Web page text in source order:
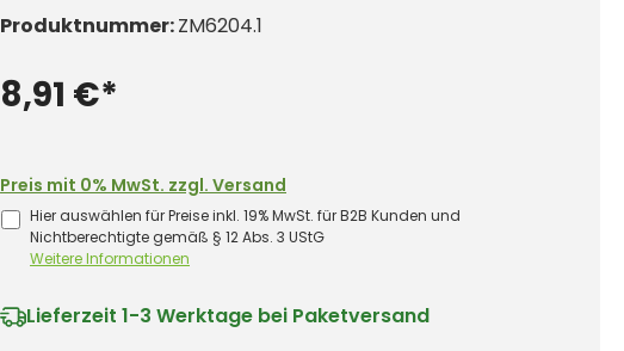
Produktnummer:ZM6204.1
8,91 €*
Preis mit 0% MwSt. zzgl. Versand
Hier auswählen für Preise inkl. 19% MwSt. für B2B Kunden und
Nichtberechtigte gemäß § 12 Abs. 3 UStG
Weitere Informationen
Lieferzeit 1-3 Werktage bei Paketversand